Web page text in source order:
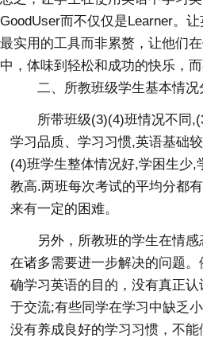
GoodUser而不仅仅是Learner。
最实用的工具而非累赘，让他们
中，体味到轻松和成功的快乐，
二、所教班级学生基本情况
所带班级(3)(4)班情况不同
学习品质、学习习惯,英语基础
(4)班学生整体情况好,学困生少,
教高.两班每次考试的平均分都
来有一定的困难。
另外，所教班的学生在情
在诸多需要进一步解决的问题
确学习英语的目的，没有真正
于交流;有些同学在学习中缺乏
没有养成良好的学习习惯，不